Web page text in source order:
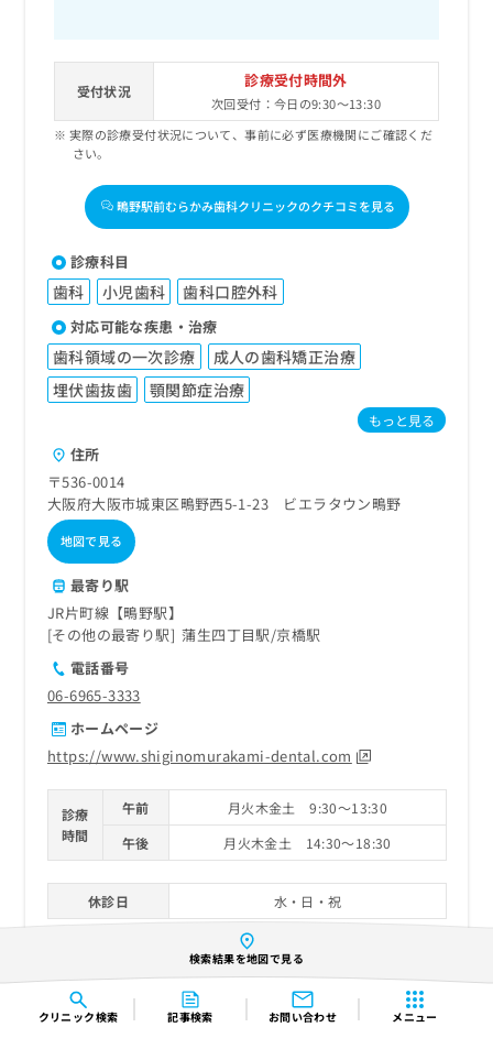
クリニック検索 記事検索 お問い合わせ メニュー
受付状況
診療受付時間外
次回受付：今日の9:30～13:30
実際の診療受付状況について、事前に必ず医療機関にご確認くだ
さい。
鴫野駅前むらかみ歯科クリニックのクチコミを見る
診療科目
歯科 小児歯科 歯科口腔外科
対応可能な疾患・治療
歯科領域の一次診療
成人の歯科矯正治療
埋伏歯抜歯
顎関節症治療
もっと見る
住所
〒536-0014
大阪府大阪市城東区鴫野西5-1-23 ビエラタウン鴫野
地図で見る
最寄り駅
JR片町線【鴫野駅】
その他の最寄り駅
蒲生四丁目駅 京橋駅
電話番号
06-6965-3333
ホームページ
https://www.shiginomurakami-dental.com
診療
時間
午前
月火木金土 9:30～13:30
午後
月火木金土 14:30～18:30
休診日 水・日・祝
検索結果を地図で見る